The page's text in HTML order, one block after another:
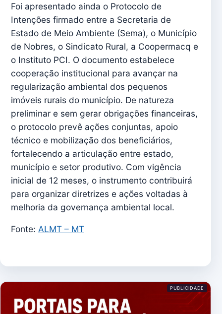
Foi apresentado ainda o Protocolo de
Intenções firmado entre a Secretaria de
Estado de Meio Ambiente (Sema), o Município
de Nobres, o Sindicato Rural, a Coopermacq e
o Instituto PCI. O documento estabelece
cooperação institucional para avançar na
regularização ambiental dos pequenos
imóveis rurais do município. De natureza
preliminar e sem gerar obrigações financeiras,
o protocolo prevê ações conjuntas, apoio
técnico e mobilização dos beneficiários,
fortalecendo a articulação entre estado,
município e setor produtivo. Com vigência
inicial de 12 meses, o instrumento contribuirá
para organizar diretrizes e ações voltadas à
melhoria da governança ambiental local.
Fonte: ALMT – MT
PUBLICIDADE